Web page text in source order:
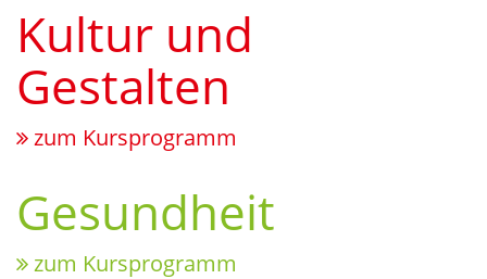
Kultur und
Gestalten
zum Kursprogramm
Gesundheit
zum Kursprogramm